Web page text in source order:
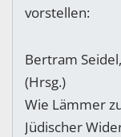
vorstellen:
Bertram
(Hrsg.)
Wie Lämmer
Jüdischer